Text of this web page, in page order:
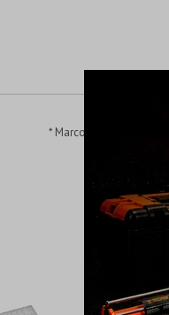
* Marco de aluminio; *